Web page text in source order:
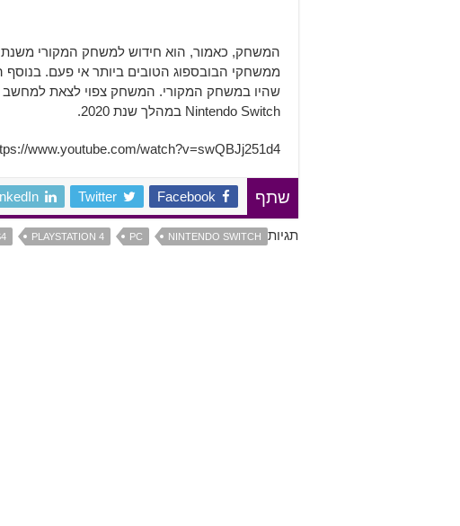
ממשחקי הבובספוג הטובים ביותר אי פעם. בנוסף
Nintendo Switch במהלך שנת 2020.
www.youtube.com/watch?v=swQBJj251d4
שתף Facebook
Twitter
תגיות NINTENDO SWITCH
PC
PLAYSTATION 4